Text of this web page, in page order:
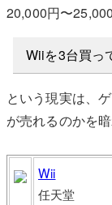
20,000円〜
Wiiを3台買っ
という現実は、
が売れるのかを
Wii
任天堂